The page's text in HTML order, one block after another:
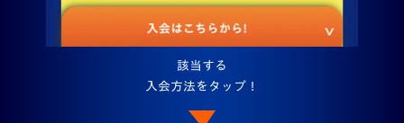
該当する
入会方法をタップ！